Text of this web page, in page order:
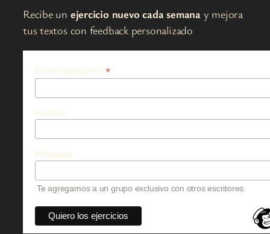
Recibe un ejercicio nuevo cada semana y mejora
tus textos con feedback personalizado
Correo electrónico *
Nombre
Whatsapp
Te agregamos a un grupo exclusivo con otros escritores.